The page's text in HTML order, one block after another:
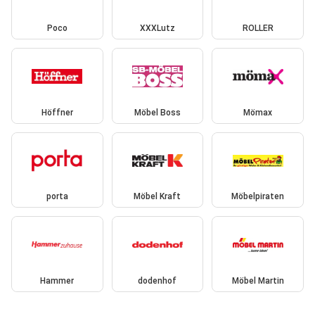
Poco XXXLutz ROLLER
Höffner Möbel Boss Mömax
porta Möbel Kraft Möbelpiraten
Hammer dodenhof Möbel Martin